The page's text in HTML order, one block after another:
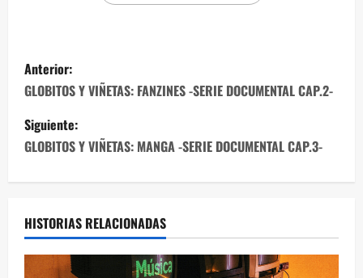
Anterior:
GLOBITOS Y VIÑETAS: FANZINES -SERIE DOCUMENTAL CAP.2-
Siguiente:
GLOBITOS Y VIÑETAS: MANGA -SERIE DOCUMENTAL CAP.3-
HISTORIAS RELACIONADAS